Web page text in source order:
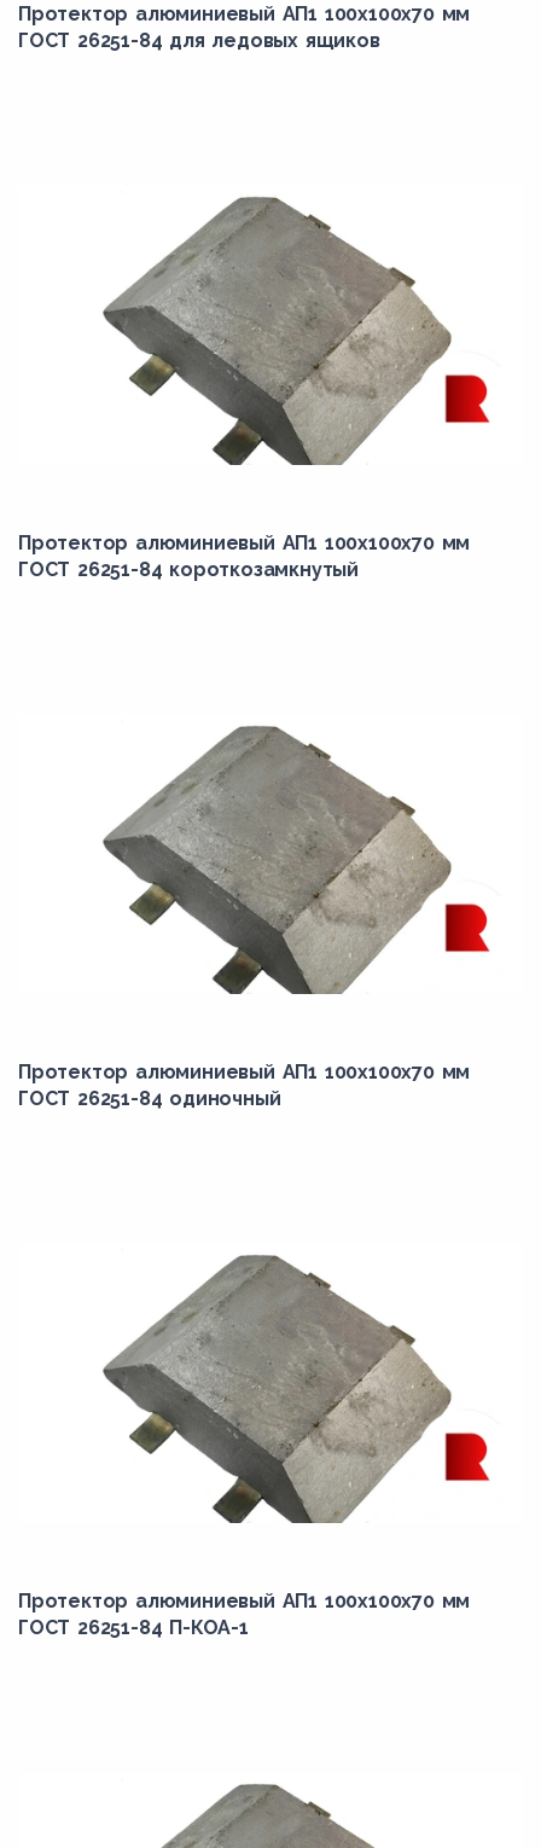
Протектор алюминиевый АП1 100х100х70 мм
ГОСТ 26251-84 для ледовых ящиков
Протектор алюминиевый АП1 100х100х70 мм
ГОСТ 26251-84 короткозамкнутый
Протектор алюминиевый АП1 100х100х70 мм
ГОСТ 26251-84 одиночный
Протектор алюминиевый АП1 100х100х70 мм
ГОСТ 26251-84 П-КОА-1